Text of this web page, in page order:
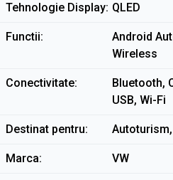
Tehnologie Display QLED
Functii
Android
Wireless
Conectivitate
Bluetooth,
USB, Wi-Fi
Destinat pentru
Marca VW